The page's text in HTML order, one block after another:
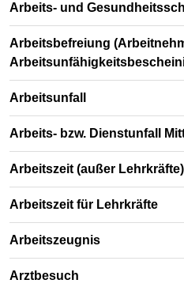
Arbeits- und
Arbeitsbefreiung
Arbeitsunfall
Arbeits- bzw. Dienstunfall
Arbeitszeit (außer Lehrkräfte)
Arbeitszeit für Lehrkräfte
Arbeitszeugnis
Arztbesuch